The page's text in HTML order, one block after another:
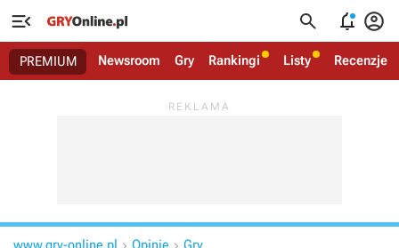
   
PREMIUM Newsroom Gry Rankingi Listy Recenzje